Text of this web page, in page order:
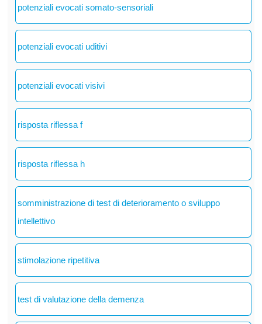
potenziali evocati somato-sensoriali
potenziali evocati uditivi
potenziali evocati visivi
risposta riflessa f
risposta riflessa h
somministrazione di test di deterioramento o sviluppo
intellettivo
stimolazione ripetitiva
test di valutazione della demenza